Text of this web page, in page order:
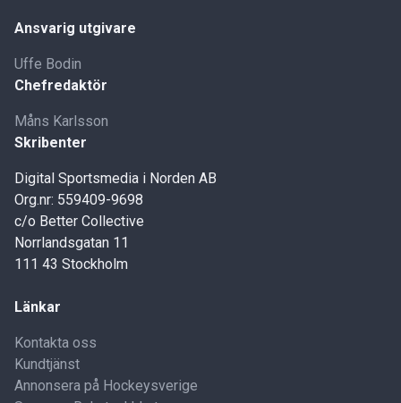
Ansvarig utgivare
Uffe Bodin
Chefredaktör
Måns Karlsson
Skribenter
Digital Sportsmedia i Norden AB
Org.nr: 559409-9698
c/o Better Collective
Norrlandsgatan 11
111 43 Stockholm
Länkar
Kontakta oss
Kundtjänst
Annonsera på Hockeysverige